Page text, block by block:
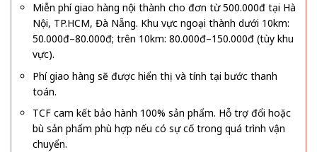
Miễn phí giao hàng nội thành cho đơn từ 500.000đ tại Hà
Nội, TP.HCM, Đà Nẵng. Khu vực ngoại thành dưới 10km:
50.000đ–80.000đ; trên 10km: 80.000đ–150.000đ (tùy khu
vực).
Phí giao hàng sẽ được hiển thị và tính tại bước thanh
toán.
TCF cam kết bảo hành 100% sản phẩm. Hỗ trợ đổi hoặc
bù sản phẩm phù hợp nếu có sự cố trong quá trình vận
chuyển.